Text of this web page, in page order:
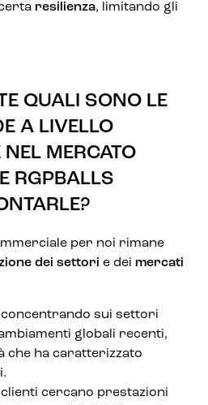
resilienza, limitando gli
QUALI SONO LE
A LIVELLO
MERCATO
RGPBALLS
per noi rimane
dei settori e dei mercati
sui settori
globali recenti,
che ha caratterizzato
cercano prestazioni